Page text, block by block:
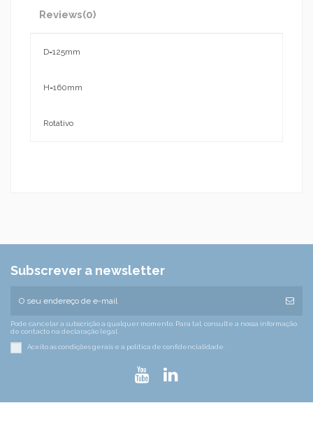
Reviews(0)
D=125mm
H=160mm
Rotativo
Subscrever a newsletter
Pode cancelar a subscrição a qualquer momento. Para tal, consulte a nossa informação
de contacto na declaração legal.
Aceito as condições gerais e a política de confidencialidade.